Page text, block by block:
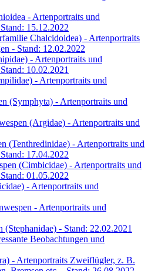
- Artenportraits und
15.12.2022
Chalcidoidea) - Artenportraits
- Stand: 12.02.2022
- Artenportraits und
10.02.2021
- Artenportraits und
(Symphyta) - Artenportraits und
(Argidae) - Artenportraits und
(Tenthredinidae) - Artenportraits und
17.04.2022
(Cimbicidae) - Artenportraits und
01.05.2022
- Artenportraits und
- Artenportraits und
(Stephanidae) - Stand: 22.02.2021
Beobachtungen und
- Artenportraits Zweiflügler, z. B.